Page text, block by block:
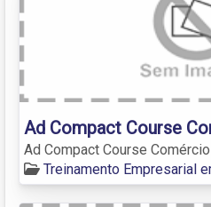
Ad Compact Course
Ad Compact Course
Treinamento Empresarial